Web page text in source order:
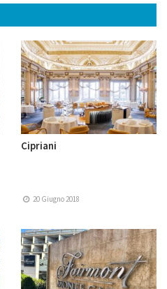
Cipriani
20 Giugno 2018